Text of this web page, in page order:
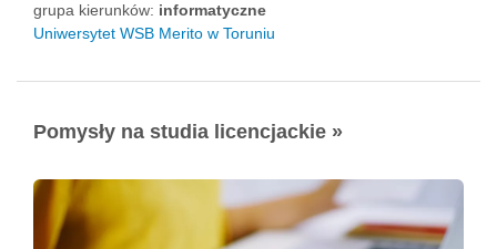
grupa kierunków: informatyczne
Uniwersytet WSB Merito w Toruniu
Pomysły na studia licencjackie »